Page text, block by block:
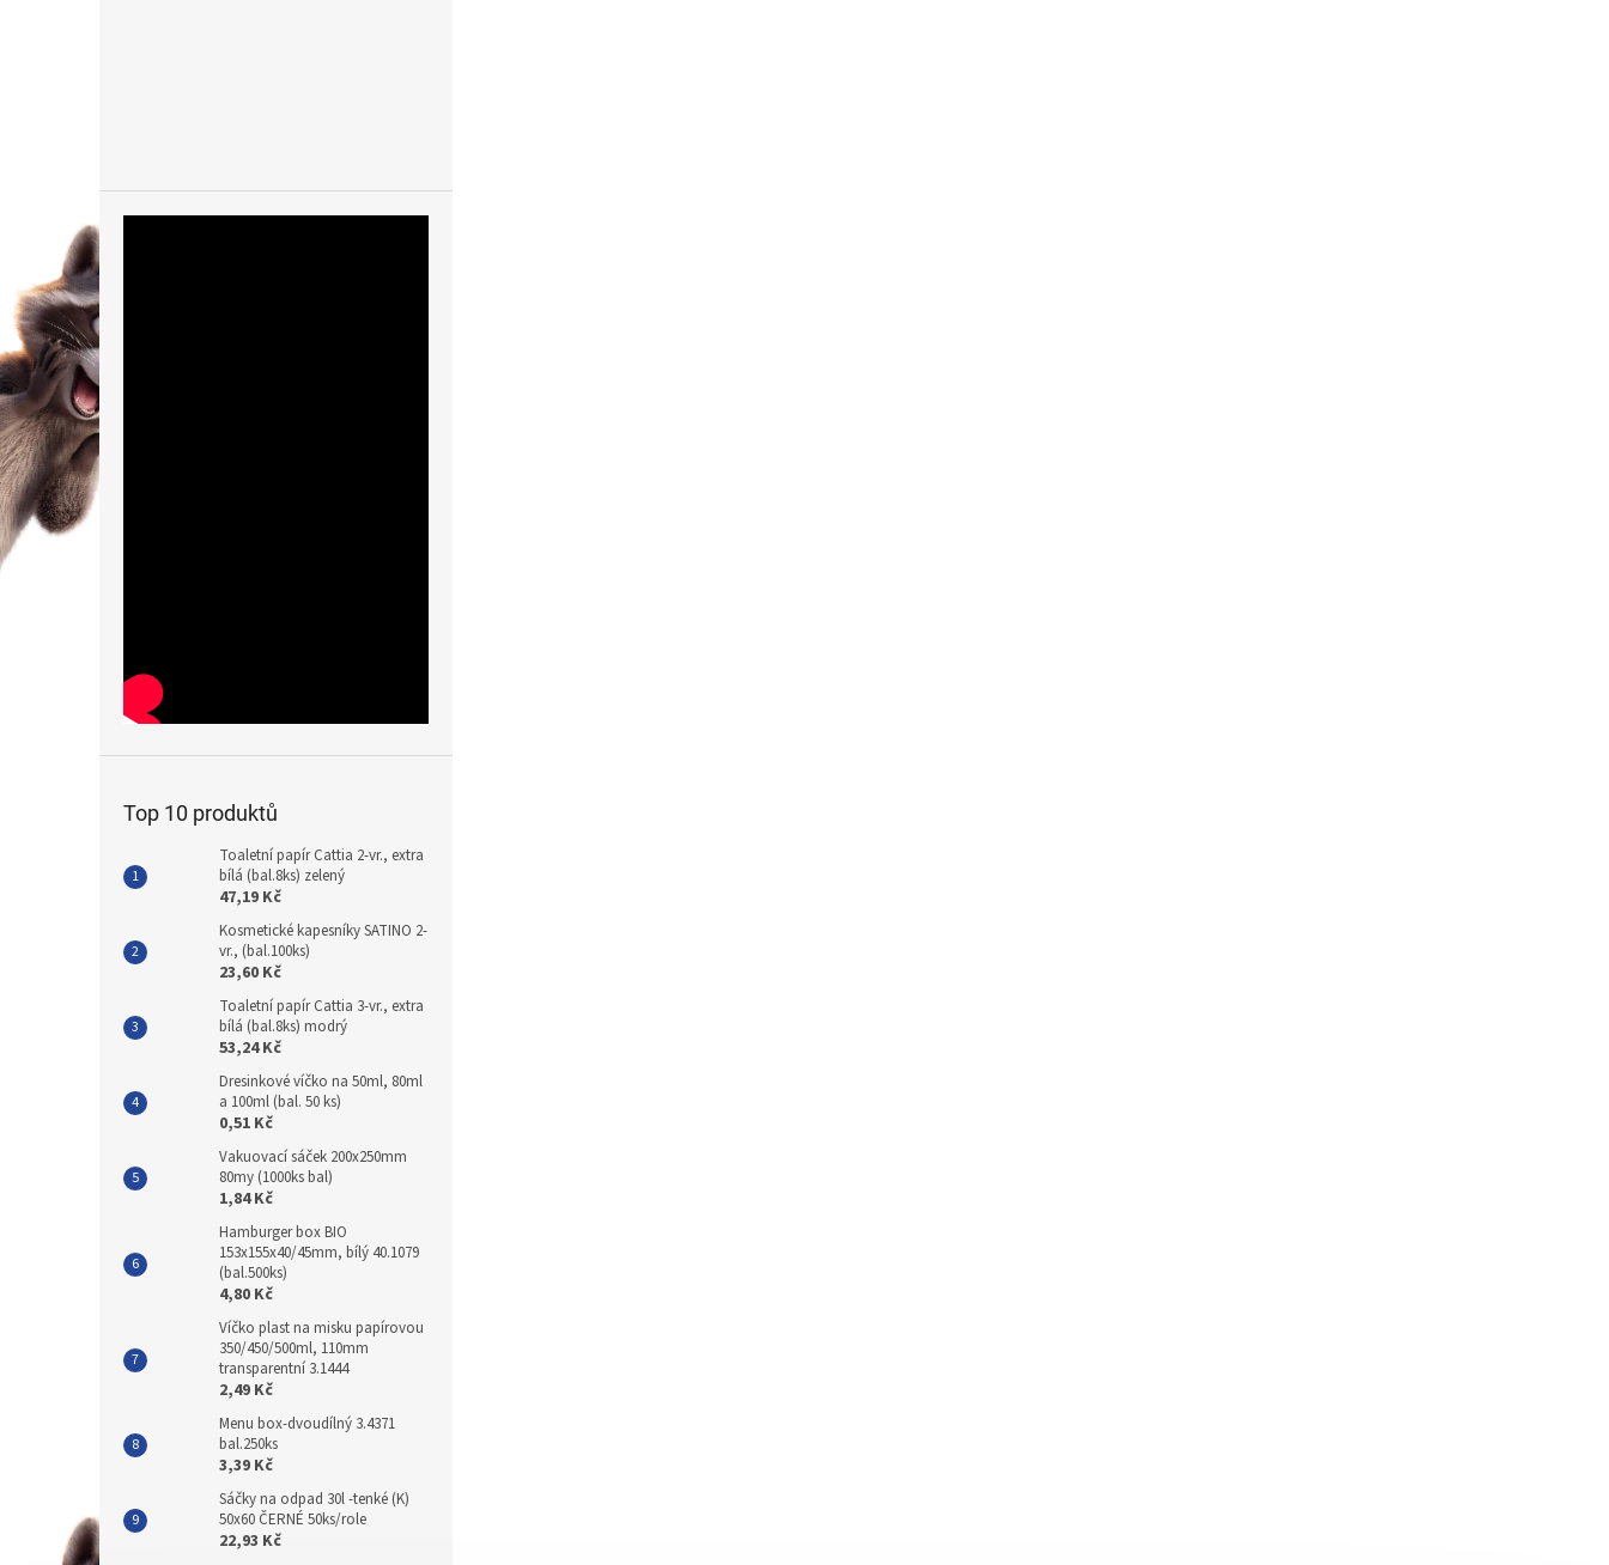
Top 10 produktů
Toaletní papír Cattia 2-vr., extra
bílá (bal.8ks) zelený
47,19 Kč
Kosmetické kapesníky SATINO 2-
vr., (bal.100ks)
23,60 Kč
Toaletní papír Cattia 3-vr., extra
bílá (bal.8ks) modrý
53,24 Kč
Dresinkové víčko na 50ml, 80ml
a 100ml (bal. 50 ks)
0,51 Kč
Vakuovací sáček 200x250mm
80my (1000ks bal)
1,84 Kč
Hamburger box BIO
153x155x40/45mm, bílý 40.1079
(bal.500ks)
4,80 Kč
Víčko plast na misku papírovou
350/450/500ml, 110mm
transparentní 3.1444
2,49 Kč
Menu box-dvoudílný 3.4371
bal.250ks
3,39 Kč
Sáčky na odpad 30l -tenké (K)
50x60 ČERNÉ 50ks/role
22,93 Kč